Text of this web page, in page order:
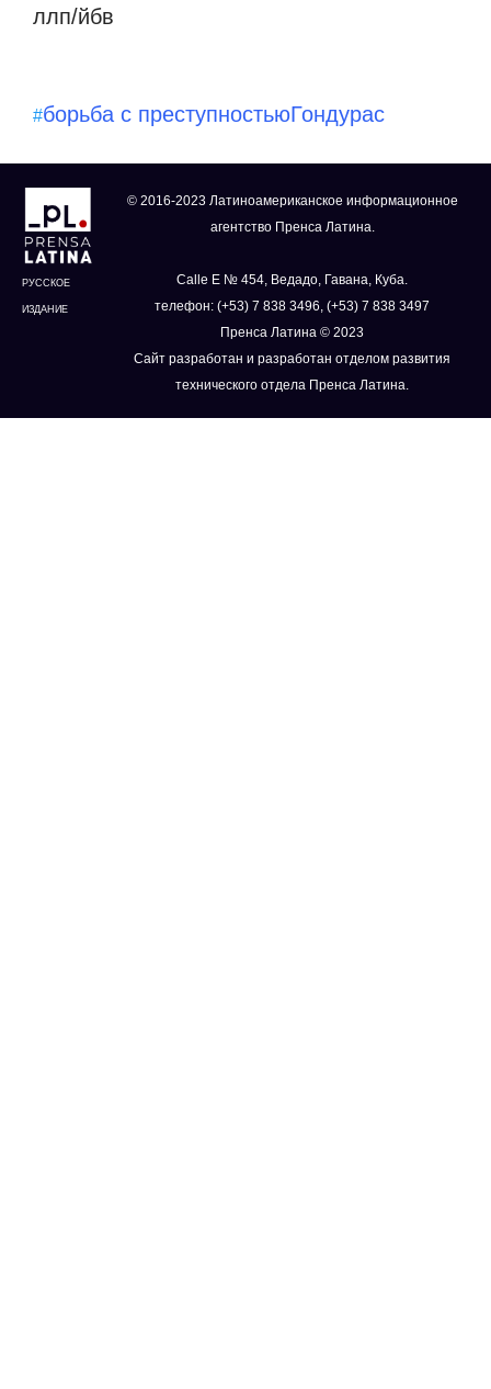
ллп/йбв
#борьба с преступностьюГондурас
РУССКОЕ
ИЗДАНИЕ
© 2016-2023 Латиноамериканское информационное
агентство Пренса Латина.
Calle E № 454, Ведадо, Гавана, Куба.
телефон: (+53) 7 838 3496, (+53) 7 838 3497
Пренса Латина © 2023
Сайт разработан и разработан отделом развития
технического отдела Пренса Латина.